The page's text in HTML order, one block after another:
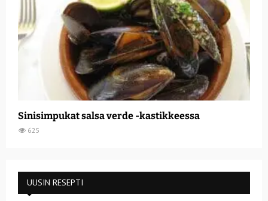
Sinisimpukat salsa verde -kastikkeessa
625
UUSIN RESEPTI